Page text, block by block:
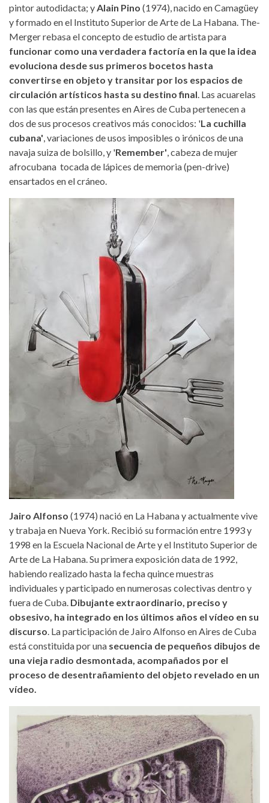
pintor autodidacta; yAlain Pino (1974), nacido en Camagüey
y formado en el Instituto Superior de Arte de La Habana. The-
Merger rebasa el concepto de estudio de artista para
funcionar como una verdadera factoría en la que la idea
evoluciona desde sus primeros bocetos hasta
convertirse en objeto y transitar por los espacios de
circulación artísticos hasta su destino final. Las acuarelas
con las que están presentes en Aires de Cuba pertenecen a
dos de sus procesos creativos más conocidos: 'La cuchilla
cubana', variaciones de usos imposibles o irónicos de una
navaja suiza de bolsillo, y 'Remember', cabeza de mujer
afrocubana tocada de lápices de memoria (pen-drive)
ensartados en el cráneo.
Jairo Alfonso (1974) nació en La Habana y actualmente vive
y trabaja en Nueva York. Recibió su formación entre 1993 y
1998 en la Escuela Nacional de Arte y el Instituto Superior de
Arte de La Habana. Su primera exposición data de 1992,
habiendo realizado hasta la fecha quince muestras
individuales y participado en numerosas colectivas dentro y
fuera de Cuba. Dibujante extraordinario, preciso y
obsesivo, ha integrado en los últimos años el vídeo en su
discurso. La participación de Jairo Alfonso en Aires de Cuba
está constituida por una secuencia de pequeños dibujos de
una vieja radio desmontada, acompañados por el
proceso de desentrañamiento del objeto revelado en un
vídeo.